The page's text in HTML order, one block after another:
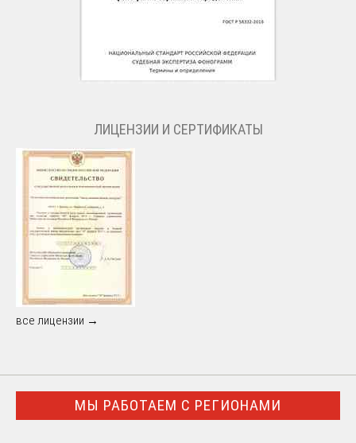
ЛИЦЕНЗИИ И СЕРТИФИКАТЫ
все лицензии →
МЫ РАБОТАЕМ С РЕГИОНАМИ